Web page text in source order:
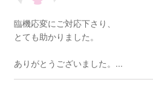
臨機応変にご対応下さり、
とても助かりました。
ありがとうございました。...